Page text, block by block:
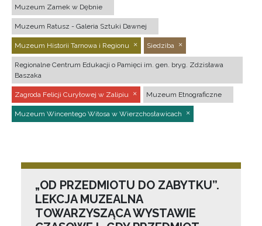
Muzeum Zamek w Dębnie
Muzeum Ratusz - Galeria Sztuki Dawnej
Muzeum Historii Tarnowa i Regionu Siedziba
Regionalne Centrum Edukacji o Pamięci im. gen. bryg. Zdzisława
Baszaka
Zagroda Felicji Curyłowej w Zalipiu Muzeum Etnograficzne
Muzeum Wincentego Witosa w Wierzchosławicach
„OD PRZEDMIOTU DO ZABYTKU”.
LEKCJA MUZEALNA
TOWARZYSZĄCA WYSTAWIE